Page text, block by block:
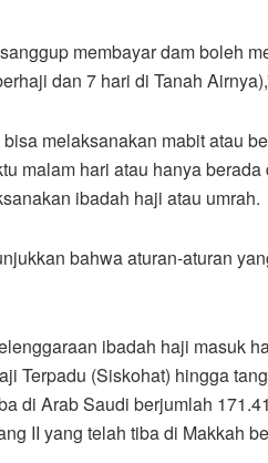
membayar dam boleh
dan 7 hari di Tanah
melaksanakan mabit atau
malam hari atau hanya
ibadah haji atau umrah.
bahwa aturan-aturan
ibadah haji masuk
Terpadu (Siskohat) hingga
di Arab Saudi berjumlah
II yang telah tiba di Makkah